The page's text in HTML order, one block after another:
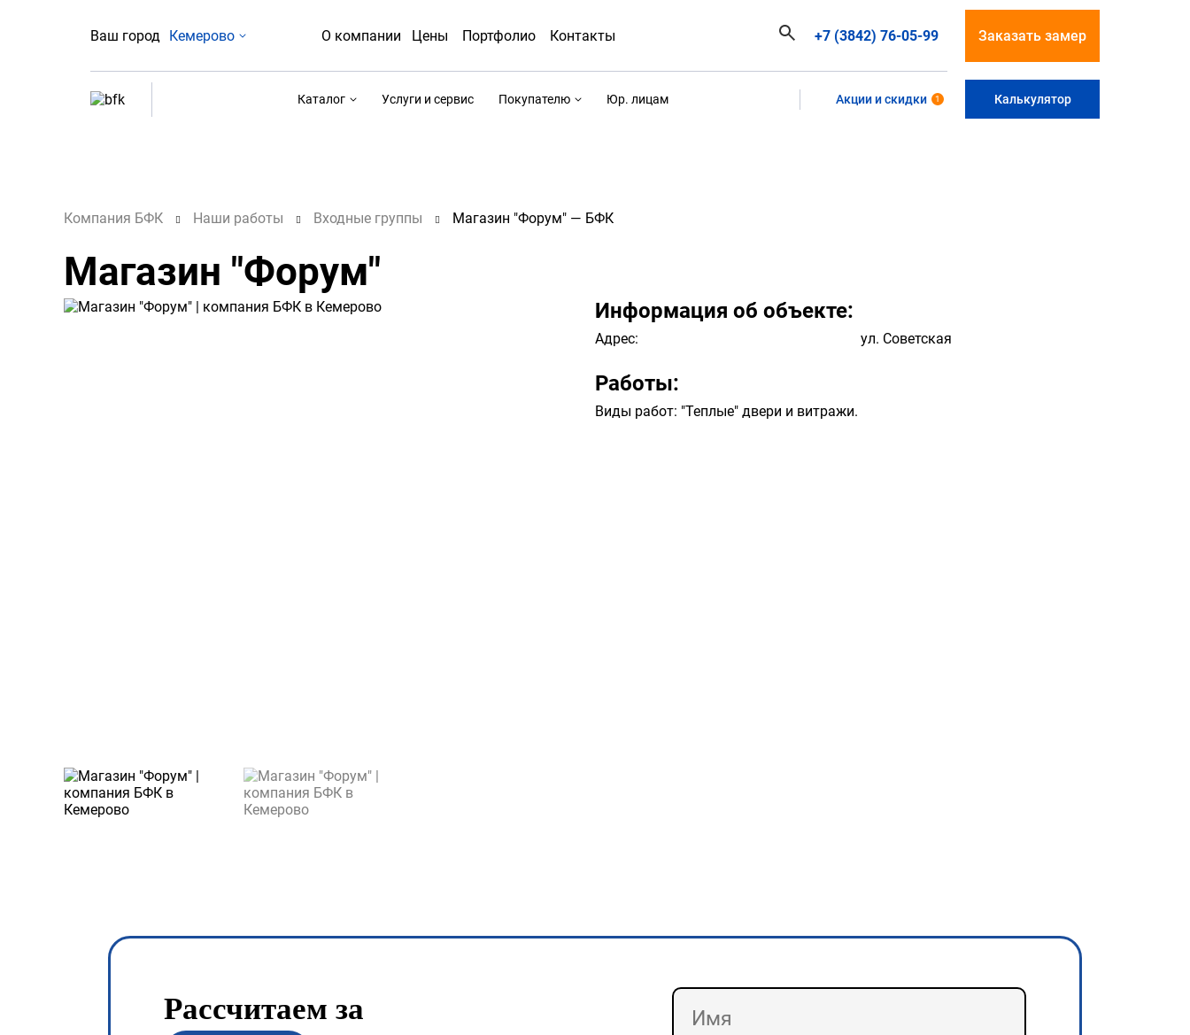
Ваш город Кемерово О компании Цены Портфолио Контакты +7 (3842) 76-05-99 Заказать замер
Каталог Услуги и сервис Покупателю Юр. лицам Акции и скидки 1 Калькулятор
Компания БФК Наши работы Входные группы Магазин "Форум" — БФК
Магазин "Форум"
Информация об объекте:
Адрес: ул. Советская
Работы:
Виды работ: "Теплые" двери и витражи.
Рассчитаем за